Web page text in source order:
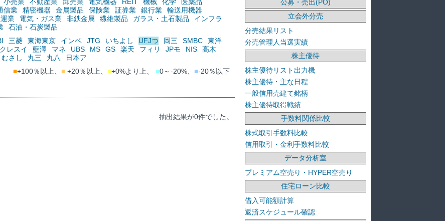
信業 精密機器 金属製品 保険業 証券業 銀行業
輸送用機器
業 電気・ガス業 非鉄金属 繊維製品 ガラス・土石製品
インフラ
石油・石炭製品
三菱 東海東京 インベ JTG いちよし UFJつ 岡三 SMBC
東洋
クレスイ 藍澤 マネ UBS MS GS 楽天 フィリ JPモ NIS
髙木
むさし 丸三 丸八
日本ア
■+100％以上、 ■+20％以上、 ■+0%より上、 ■0～-20%、 ■-20％以下
抽出結果が0件でした。
公募・売出(PO)
立会外分売
分売結果リスト
分売管理人当選実績
株主優待
株主優待リスト出力機
株主優待・主な日程
一般信用売建て銘柄
株主優待取得戦績
手数料関係比較
株式取引手数料比較
信用取引・金利手数料比較
データ分析室
プレミアム空売り・HYPER空売り
住宅ローン比較
借入可能額計算
返済スケジュール確認